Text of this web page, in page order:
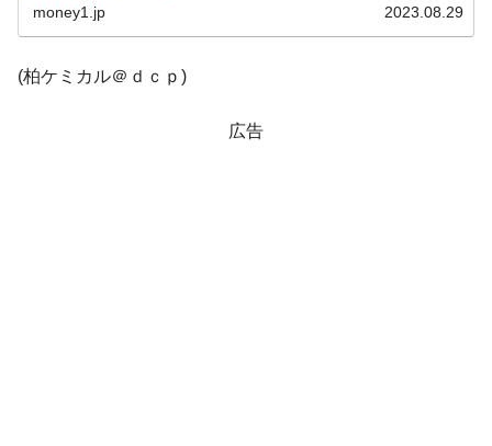
に。
借入金が約8兆。信用格付け「ネガティブ」にダウン
レイカーも発動！ 半導体2銘柄の暴落
money1.jp 2023.08.29
(柏ケミカル＠ｄｃｐ)
広告